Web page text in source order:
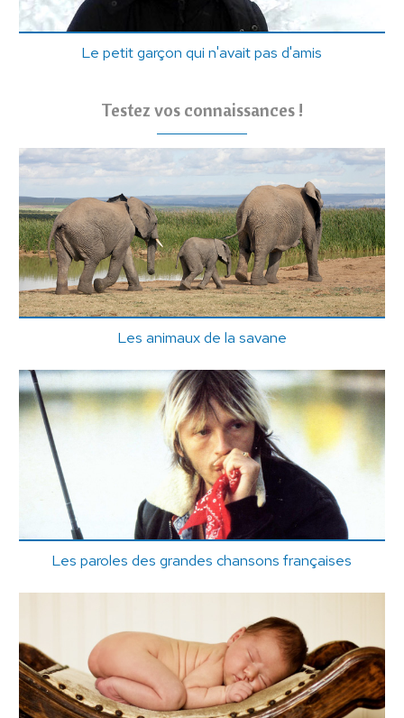
Le petit garçon qui n'avait pas d'amis
Testez vos connaissances !
Les animaux de la savane
Les paroles des grandes chansons françaises